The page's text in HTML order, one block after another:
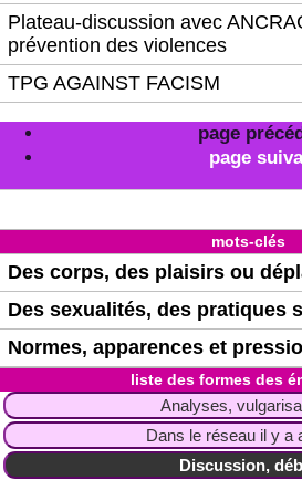
Plateau-discussion avec
prévention des violences
TPG AGAINST FACISM
page
page
mots-clés
Des corps, des plaisirs ou
Des sexualités, des pratiques
Normes, apparences et
liste des formes des
Analyses,
Dans le réseau il y a
Discussion,